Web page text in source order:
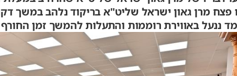
פצח מרן גאון ישראל שליט"א בריקוד נלהב במשך
ננעל באווירת רוממות והתעלות להמשך זמן